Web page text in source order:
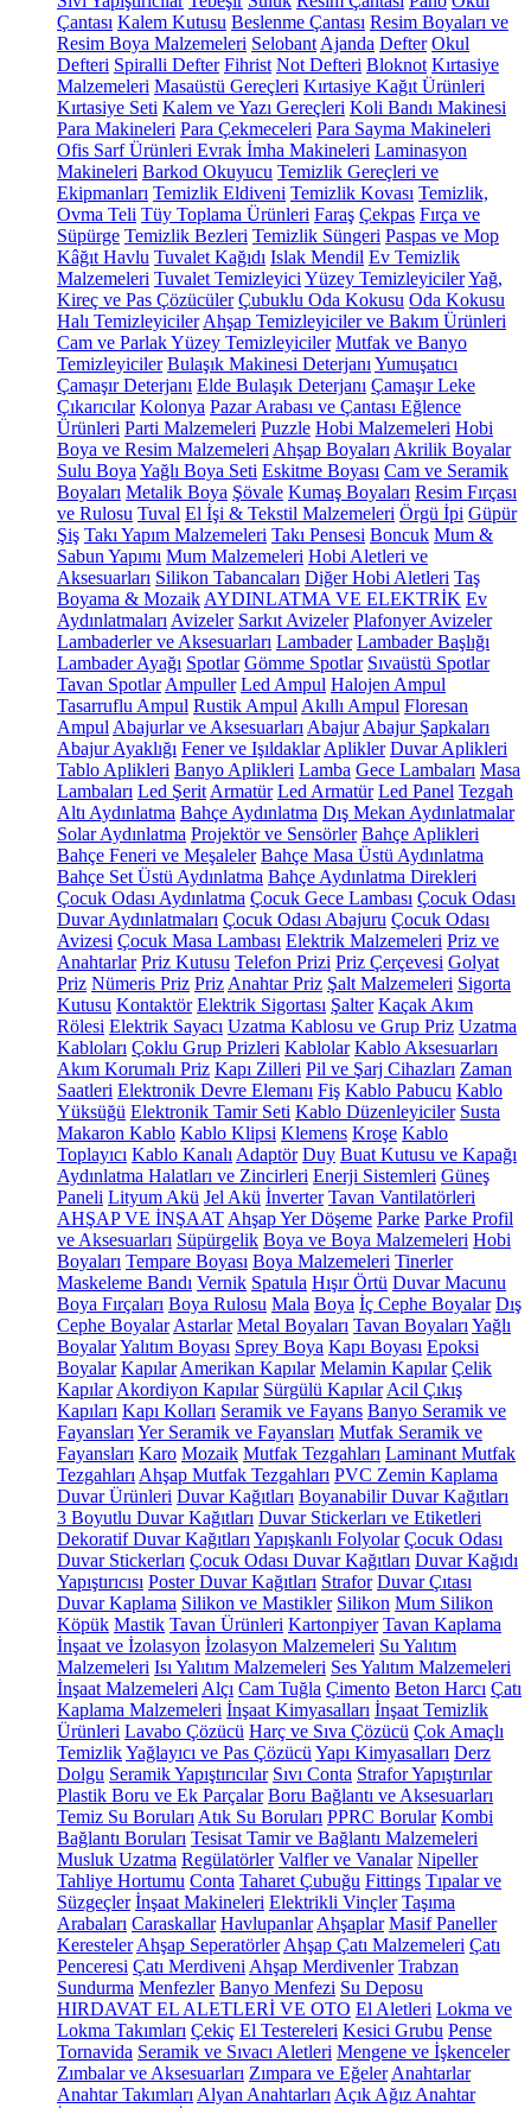
Çantası Kalem Kutusu Beslenme Çantası Resim Boyaları ve
Resim Boya Malzemeleri Selobant Ajanda Defter Okul
Defteri Spiralli Defter Fihrist Not Defteri Bloknot Kırtasiye
Malzemeleri Masaüstü Gereçleri Kırtasiye Kağıt Ürünleri
Kırtasiye Seti Kalem ve Yazı Gereçleri Koli Bandı Makinesi
Para Makineleri Para Çekmeceleri Para Sayma Makineleri
Ofis Sarf Ürünleri Evrak İmha Makineleri Laminasyon
Makineleri Barkod Okuyucu Temizlik Gereçleri ve
Ekipmanları Temizlik Eldiveni Temizlik Kovası Temizlik,
Ovma Teli Tüy Toplama Ürünleri Faraş Çekpas Fırça ve
Süpürge Temizlik Bezleri Temizlik Süngeri Paspas ve Mop
Kâğıt Havlu Tuvalet Kağıdı Islak Mendil Ev Temizlik
Malzemeleri Tuvalet Temizleyici Yüzey TemizleyicilerYağ,
Kireç ve Pas Çözücüler Çubuklu Oda Kokusu Oda Kokusu
Halı Temizleyiciler Ahşap Temizleyiciler ve Bakım Ürünleri
Cam ve Parlak Yüzey Temizleyiciler Mutfak ve Banyo
Temizleyiciler Bulaşık Makinesi Deterjanı Yumuşatıcı
Çamaşır Deterjanı Elde Bulaşık Deterjanı Çamaşır Leke
Çıkarıcılar Kolonya Pazar Arabası ve Çantası Eğlence
Ürünleri Parti Malzemeleri Puzzle Hobi Malzemeleri Hobi
Boya ve Resim Malzemeleri Ahşap Boyaları Akrilik Boyalar
Sulu Boya Yağlı Boya Seti Eskitme Boyası Cam ve Seramik
Boyaları Metalik Boya Şövale Kumaş Boyaları Resim Fırçası
ve Rulosu Tuval El İşi & Tekstil Malzemeleri Örgü İpi Güpür
Şiş Takı Yapım Malzemeleri Takı Pensesi Boncuk Mum &
Sabun Yapımı Mum Malzemeleri Hobi Aletleri ve
Aksesuarları Silikon Tabancaları Diğer Hobi Aletleri Taş
Boyama & Mozaik AYDINLATMA VE ELEKTRİK Ev
Aydınlatmaları Avizeler Sarkıt Avizeler Plafonyer Avizeler
Lambaderler ve Aksesuarları Lambader Lambader Başlığı
Lambader Ayağı Spotlar Gömme Spotlar Sıvaüstü Spotlar
Tavan Spotlar Ampuller Led Ampul Halojen Ampul
Tasarruflu Ampul Rustik Ampul Akıllı Ampul Floresan
Ampul Abajurlar ve Aksesuarları Abajur Abajur Şapkaları
Abajur Ayaklığı Fener ve Işıldaklar Aplikler Duvar Aplikleri
Tablo Aplikleri Banyo Aplikleri Lamba Gece Lambaları Masa
Lambaları Led Şerit Armatür Led Armatür Led Panel Tezgah
Altı Aydınlatma Bahçe Aydınlatma Dış Mekan Aydınlatmalar
Solar Aydınlatma Projektör ve Sensörler Bahçe Aplikleri
Bahçe Feneri ve Meşaleler Bahçe Masa Üstü Aydınlatma
Bahçe Set Üstü Aydınlatma Bahçe Aydınlatma Direkleri
Çocuk Odası Aydınlatma Çocuk Gece Lambası Çocuk Odası
Duvar Aydınlatmaları Çocuk Odası Abajuru Çocuk Odası
Avizesi Çocuk Masa Lambası Elektrik Malzemeleri Priz ve
Anahtarlar Priz Kutusu Telefon Prizi Priz Çerçevesi Golyat
Priz Nümeris Priz Priz Anahtar Priz Şalt Malzemeleri Sigorta
Kutusu Kontaktör Elektrik Sigortası Şalter Kaçak Akım
Rölesi Elektrik Sayacı Uzatma Kablosu ve Grup Priz Uzatma
Kabloları Çoklu Grup Prizleri Kablolar Kablo Aksesuarları
Akım Korumalı Priz Kapı Zilleri Pil ve Şarj Cihazları Zaman
Saatleri Elektronik Devre Elemanı Fiş Kablo Pabucu Kablo
Yüksüğü Elektronik Tamir Seti Kablo Düzenleyiciler Susta
Makaron Kablo Kablo Klipsi Klemens Kroşe Kablo
Toplayıcı Kablo Kanalı Adaptör Duy Buat Kutusu ve Kapağı
Aydınlatma Halatları ve Zincirleri Enerji Sistemleri Güneş
Paneli Lityum Akü Jel Akü İnverter Tavan Vantilatörleri
AHŞAP VE İNŞAAT Ahşap Yer Döşeme Parke Parke Profil
ve Aksesuarları Süpürgelik Boya ve Boya Malzemeleri Hobi
Boyaları Tempare Boyası Boya Malzemeleri Tinerler
Maskeleme Bandı Vernik Spatula Hışır Örtü Duvar Macunu
Boya Fırçaları Boya Rulosu Mala Boya İç Cephe Boyalar Dış
Cephe Boyalar Astarlar Metal Boyaları Tavan Boyaları Yağlı
BoyalarYalıtım Boyası Sprey Boya Kapı Boyası Epoksi
Boyalar Kapılar Amerikan Kapılar Melamin Kapılar Çelik
Kapılar Akordiyon Kapılar Sürgülü Kapılar Acil Çıkış
Kapıları Kapı Kolları Seramik ve Fayans Banyo Seramik ve
Fayansları Yer Seramik ve Fayansları Mutfak Seramik ve
Fayansları Karo Mozaik Mutfak Tezgahları Laminant Mutfak
Tezgahları Ahşap Mutfak Tezgahları PVC Zemin Kaplama
Duvar Ürünleri Duvar Kağıtları Boyanabilir Duvar Kağıtları
3 Boyutlu Duvar Kağıtları Duvar Stickerları ve Etiketleri
Dekoratif Duvar Kağıtları Yapışkanlı Folyolar Çocuk Odası
Duvar Stickerları Çocuk Odası Duvar Kağıtları Duvar Kağıdı
Yapıştırıcısı Poster Duvar Kağıtları Strafor Duvar Çıtası
Duvar Kaplama Silikon ve Mastikler Silikon Mum Silikon
Köpük Mastik Tavan Ürünleri Kartonpiyer Tavan Kaplama
İnşaat ve İzolasyon İzolasyon Malzemeleri Su Yalıtım
Malzemeleri Isı Yalıtım Malzemeleri Ses Yalıtım Malzemeleri
İnşaat Malzemeleri Alçı Cam Tuğla Çimento Beton Harcı Çatı
Kaplama Malzemeleri İnşaat Kimyasalları İnşaat Temizlik
Ürünleri Lavabo Çözücü Harç ve Sıva Çözücü Çok Amaçlı
TemizlikYağlayıcı ve Pas Çözücü Yapı Kimyasalları Derz
Dolgu Seramik Yapıştırıcılar Sıvı Conta Strafor Yapıştırılar
Plastik Boru ve Ek Parçalar Boru Bağlantı ve Aksesuarları
Temiz Su Boruları Atık Su Boruları PPRC Borular Kombi
Bağlantı Boruları Tesisat Tamir ve Bağlantı Malzemeleri
Musluk Uzatma Regülatörler Valfler ve Vanalar Nipeller
Tahliye Hortumu Conta Taharet Çubuğu Fittings Tıpalar ve
Süzgeçler İnşaat Makineleri Elektrikli Vinçler Taşıma
Arabaları Caraskallar Havlupanlar Ahşaplar Masif Paneller
Keresteler Ahşap Seperatörler Ahşap Çatı Malzemeleri Çatı
Penceresi Çatı Merdiveni Ahşap Merdivenler Trabzan
Sundurma Menfezler Banyo Menfezi Su Deposu
HIRDAVAT EL ALETLERİ VE OTO El Aletleri Lokma ve
Lokma Takımları Çekiç El Testereleri Kesici Grubu Pense
Tornavida Seramik ve Sıvacı Aletleri Mengene ve İşkenceler
Zımbalar ve Aksesuarları Zımpara ve Eğeler Anahtarlar
Anahtar Takımları Alyan Anahtarları Açık Ağız Anahtar